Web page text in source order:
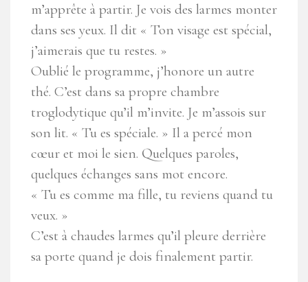
m’apprête à partir. Je vois des larmes monter
dans ses yeux. Il dit « Ton visage est spécial,
j’aimerais que tu restes. »
Oublié le programme, j’honore un autre
thé. C’est dans sa propre chambre
troglodytique qu’il m’invite. Je m’assois sur
son lit. « Tu es spéciale. » Il a percé mon
cœur et moi le sien. Quelques paroles,
quelques échanges sans mot encore.
« Tu es comme ma fille, tu reviens quand tu
veux. »
C’est à chaudes larmes qu’il pleure derrière
sa porte quand je dois finalement partir.